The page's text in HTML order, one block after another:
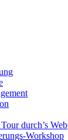
durch’s Web
Workshop